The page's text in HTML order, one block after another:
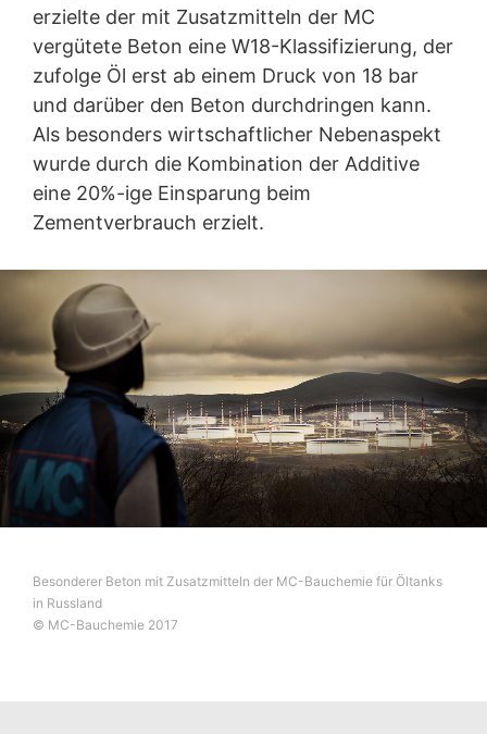
erzielte der mit Zusatzmitteln der MC
vergütete Beton eine W18-Klassifizierung, der
zufolge Öl erst ab einem Druck von 18 bar
und darüber den Beton durchdringen kann.
Als besonders wirtschaftlicher Nebenaspekt
wurde durch die Kombination der Additive
eine 20%-ige Einsparung beim
Zementverbrauch erzielt.
Besonderer Beton mit Zusatzmitteln der MC-Bauchemie für Öltanks
in Russland
© MC-Bauchemie 2017
Widerruf Ihrer Einwilligung zur Datenverarbeitung
Einige Datenverarbeitungsvorgänge sind nur mit Ihrer
ausdrücklichen Einwilligung möglich. Sie können eine
bereits erteilte Einwilligung jederzeit widerrufen. Dazu
reicht z. B. eine formlose Mitteilung per E-Mail an uns.
Die Rechtmäßigkeit der bis zum Widerruf erfolgten
Datenverarbeitung bleibt vom Widerruf unberührt.
Beschwerderecht bei der zuständigen
Aufsichtsbehörde
Aufsichtsbehörde zu. Zuständige Aufsichtsbehörde in
datenschutzrechtlichen Fragen ist die
Landesbeauftragte für Datenschutz und
Informationsfreiheit NRW, Düsseldorf.
Recht auf Datenübertragbarkeit
Sie haben das Recht, Daten, die wir auf Grundlage Ihrer
Einwilligung oder in Erfüllung eines Vertrags
automatisiert verarbeiten, an sich oder an einen Dritten
in einem gängigen, maschinenlesbaren Format
aushändigen zu lassen. Sofern Sie die direkte
Übertragung der Daten an einen anderen
Recht zur Auskunft, Berichtigung, Löschung,
Sperrung